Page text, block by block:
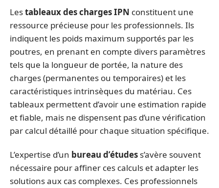
Lestableaux des charges IPN constituent une
ressource précieuse pour les professionnels. Ils
indiquent les poids maximum supportés par les
poutres, en prenant en compte divers paramètres
tels que la longueur de portée, la nature des
charges (permanentes ou temporaires) et les
caractéristiques intrinsèques du matériau. Ces
tableaux permettent d’avoir une estimation rapide
et fiable, mais ne dispensent pas d’une vérification
par calcul détaillé pour chaque situation spécifique.
L’expertise d’un bureau d’études s’avère souvent
nécessaire pour affiner ces calculs et adapter les
solutions aux cas complexes. Ces professionnels